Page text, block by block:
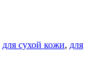
для сухой кожи, для